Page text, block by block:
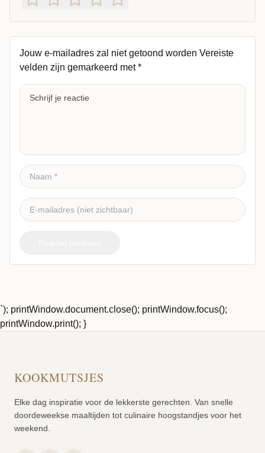
Jouw e-mailadres zal niet getoond worden Vereiste
velden zijn gemarkeerd met*
`); printWindow.document.close(); printWindow.focus();
printWindow.print(); }
KOOKMUTSJES
Elke dag inspiratie voor de lekkerste gerechten. Van snelle
doordeweekse maaltijden tot culinaire hoogstandjes voor het
weekend.